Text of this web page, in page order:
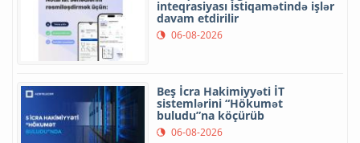
inteqrasiyası istiqamətində işlər
davam etdirilir
06-08-2026
Beş İcra Hakimiyyəti İT
sistemlərini “Hökumət
buludu”na köçürüb
06-08-2026